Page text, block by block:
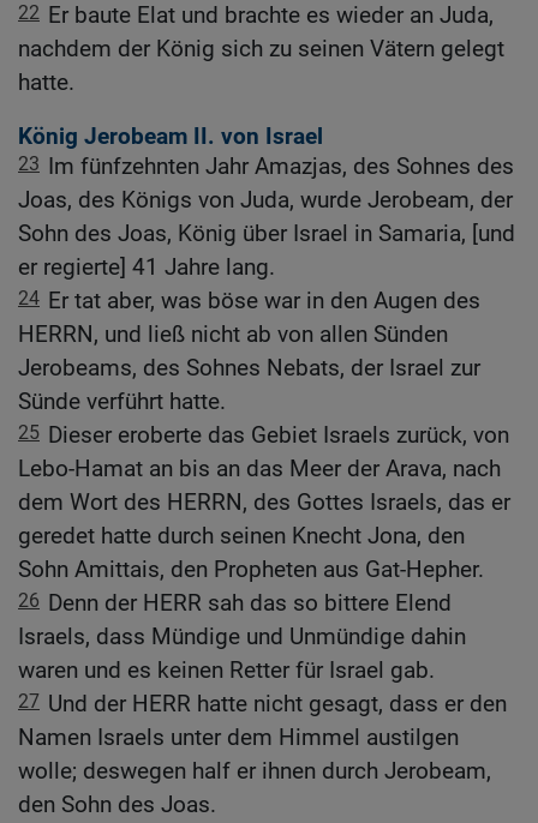
22 Er baute Elat und brachte es wieder an Juda,
nachdem der König sich zu seinen Vätern gelegt
hatte.
König Jerobeam II. von Israel
23 Im fünfzehnten Jahr Amazjas, des Sohnes des
Joas, des Königs von Juda, wurde Jerobeam, der
Sohn des Joas, König über Israel in Samaria, [und
er regierte] 41 Jahre lang.
24 Er tat aber, was böse war in den Augen des
HERRN, und ließ nicht ab von allen Sünden
Jerobeams, des Sohnes Nebats, der Israel zur
Sünde verführt hatte.
25 Dieser eroberte das Gebiet Israels zurück, von
Lebo-Hamat an bis an das Meer der Arava, nach
dem Wort des HERRN, des Gottes Israels, das er
geredet hatte durch seinen Knecht Jona, den
Sohn Amittais, den Propheten aus Gat-Hepher.
26 Denn der HERR sah das so bittere Elend
Israels, dass Mündige und Unmündige dahin
waren und es keinen Retter für Israel gab.
27 Und der HERR hatte nicht gesagt, dass er den
Namen Israels unter dem Himmel austilgen
wolle; deswegen half er ihnen durch Jerobeam,
den Sohn des Joas.